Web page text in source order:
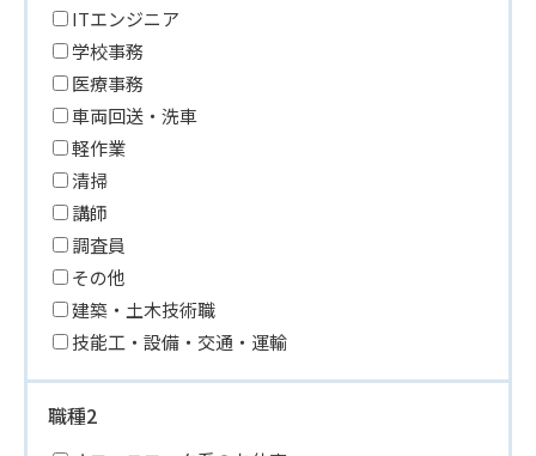
ITエンジニア
学校事務
医療事務
車両回送・洗車
軽作業
清掃
講師
調査員
その他
建築・土木技術職
技能工・設備・交通・運輸
職種2